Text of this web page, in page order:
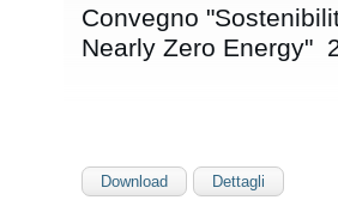
Convegno
Nearly Zero Energy"
Download Dettagli